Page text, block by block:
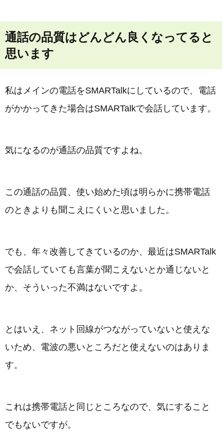
通話の品質はどんどん良くなってると
思います
私はメインの電話をSMARTalkにしているので、電話
がかかってきた場合はSMARTalkで会話しています。
気になるのが通話の品質ですよね。
この通話の品質、使い始めた頃は明らかに携帯電話
のときよりも聞こえにくいと思いました。
でも、年々改善してきているのか、最近はSMARTalk
で会話していても言葉が聞こえないとか通じないと
か、そういった不満はないですよ。
とはいえ、ネット回線がつながっていないと使えな
いため、電波の悪いところだと使えないのはありま
す。
これは携帯電話と同じところなので、気にすること
でもないですが。